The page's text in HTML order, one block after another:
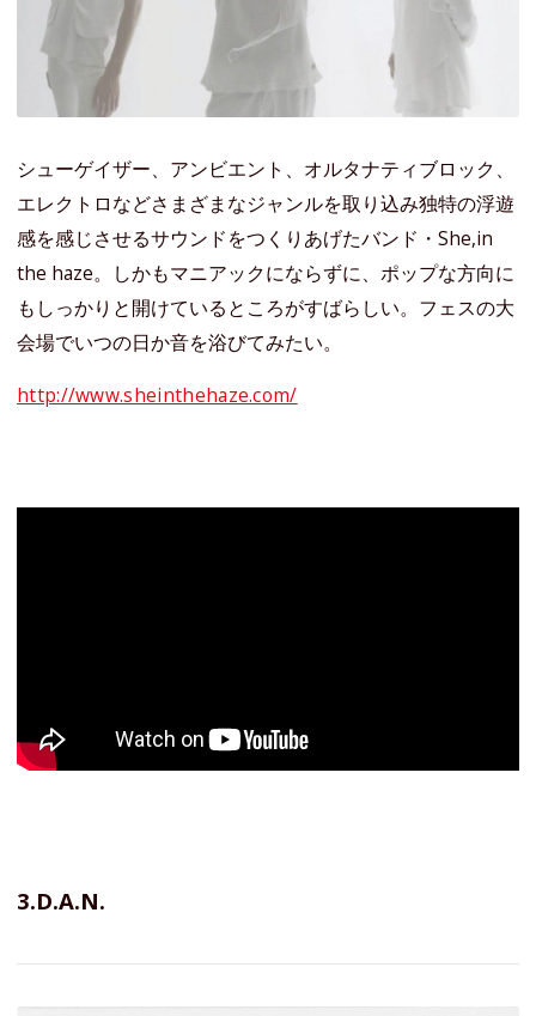
シューゲイザー、アンビエント、オルタナティブロック、
エレクトロなどさまざまなジャンルを取り込み独特の浮遊
感を感じさせるサウンドをつくりあげたバンド・She,in
the haze。しかもマニアックにならずに、ポップな方向に
もしっかりと開けているところがすばらしい。フェスの大
会場でいつの日か音を浴びてみたい。
http://www.sheinthehaze.com/
3.D.A.N.